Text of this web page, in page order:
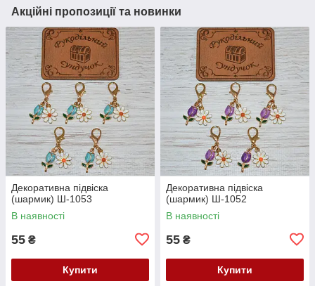
Акційні пропозиції та новинки
Декоративна підвіска
(шармик) Ш-1053
В наявності
55 ₴
Купити
Декоративна підвіска
(шармик) Ш-1052
В наявності
55 ₴
Купити